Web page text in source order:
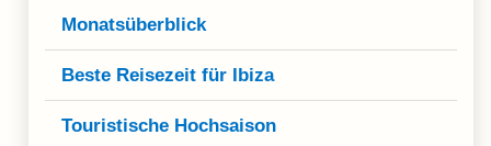
Monatsüberblick
Beste Reisezeit für Ibiza
Touristische Hochsaison